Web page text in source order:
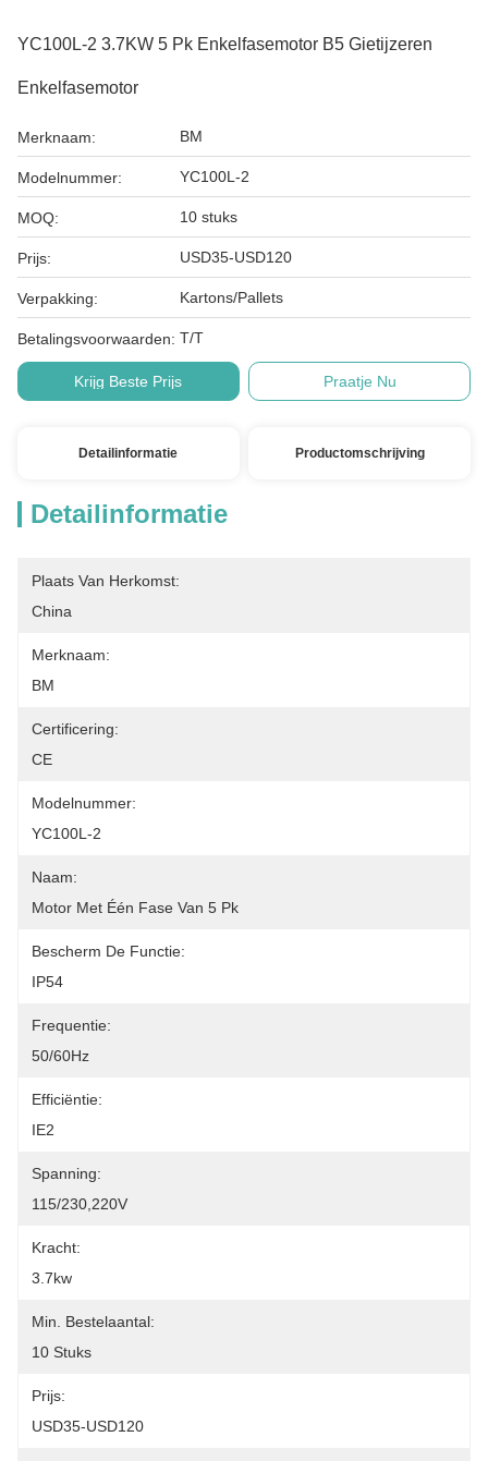
YC100L-2 3.7KW 5 Pk Enkelfasemotor B5 Gietijzeren
Enkelfasemotor
Merknaam: BM
Modelnummer: YC100L-2
MOQ: 10 stuks
Prijs: USD35-USD120
Verpakking: Kartons/Pallets
Betalingsvoorwaarden: T/T
Krijg Beste Prijs Praatje Nu
Detailinformatie Productomschrijving
Detailinformatie
Plaats Van Herkomst:
China
Merknaam:
BM
Certificering:
CE
Modelnummer:
YC100L-2
Naam:
Motor Met Één Fase Van 5 Pk
Bescherm De Functie:
IP54
Frequentie:
50/60Hz
Efficiëntie:
IE2
Spanning:
115/230,220V
Kracht:
3.7kw
Min. Bestelaantal:
10 Stuks
Prijs:
USD35-USD120